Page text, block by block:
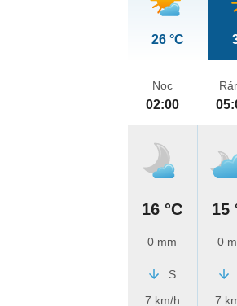
26 °C
Noc
02:00
16 °C
0 mm
S
7 km/h
15
0
7